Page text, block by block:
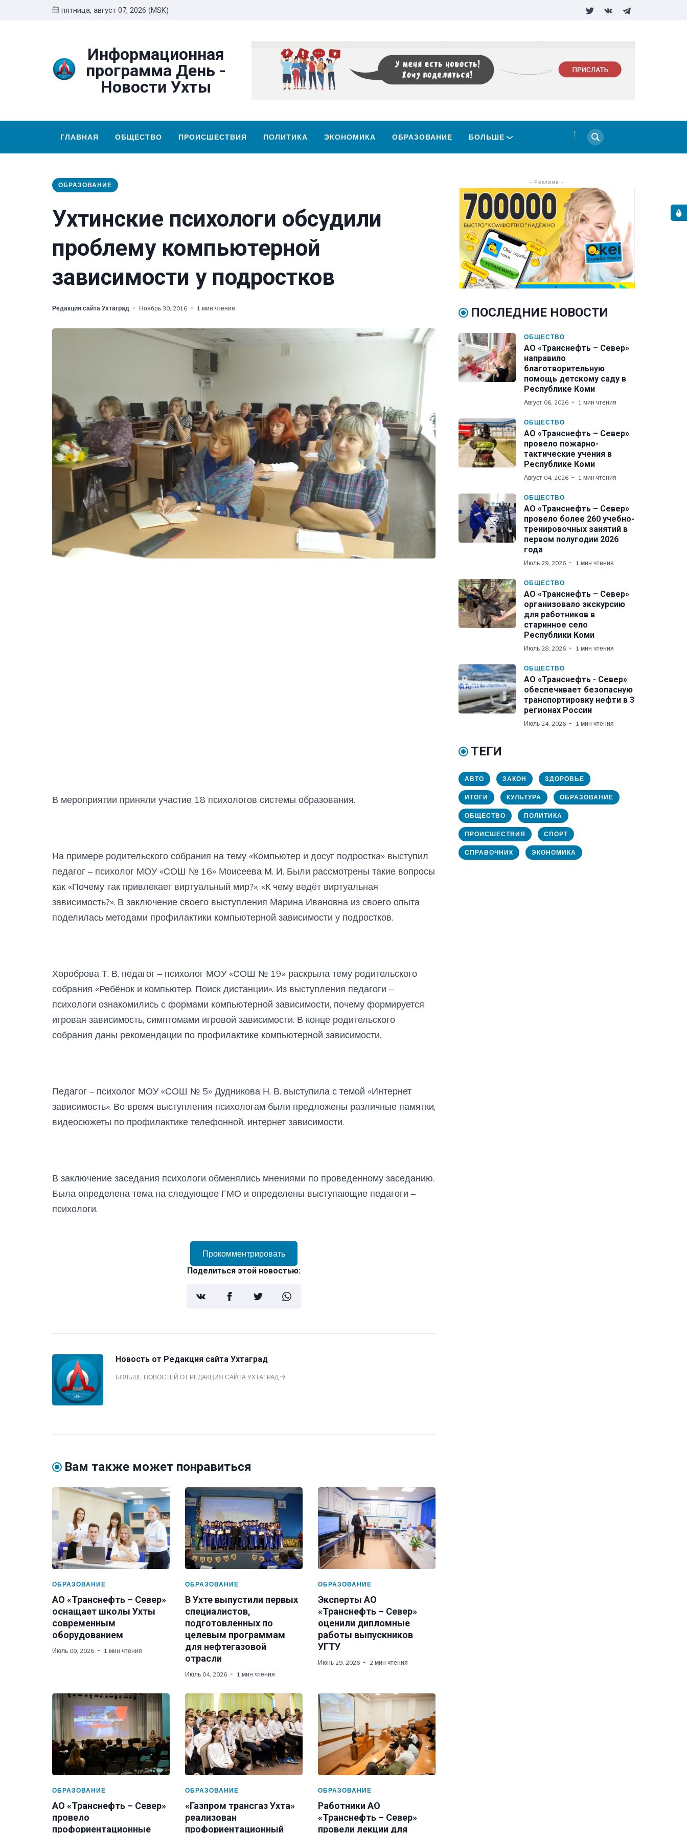
пятница, август 07, 2026 (MSK)
Информационная
программа День -
Новости Ухты
ГЛАВНАЯ ОБЩЕСТВО ПРОИСШЕСТВИЯ ПОЛИТИКА ЭКОНОМИКА ОБРАЗОВАНИЕ БОЛЬШЕ
ОБРАЗОВАНИЕ
Ухтинские психологи обсудили
проблему компьютерной
зависимости у подростков
Редакция сайта Ухтаград Ноябрь 30, 2016 1 мин чтения
В мероприятии приняли участие 18 психологов системы образования.
На примере родительского собрания на тему «Компьютер и досуг подростка» выступил
педагог – психолог МОУ «СОШ № 16» Моисеева М. И. Были рассмотрены такие вопросы
как «Почему так привлекает виртуальный мир?», «К чему ведёт виртуальная
зависимость?». В заключение своего выступления Марина Ивановна из своего опыта
поделилась методами профилактики компьютерной зависимости у подростков.
Хороброва Т. В. педагог – психолог МОУ «СОШ № 19» раскрыла тему родительского
собрания «Ребёнок и компьютер. Поиск дистанции». Из выступления педагоги –
психологи ознакомились с формами компьютерной зависимости, почему формируется
игровая зависимость, симптомами игровой зависимости. В конце родительского
собрания даны рекомендации по профилактике компьютерной зависимости.
Педагог – психолог МОУ «СОШ № 5» Дудникова Н. В. выступила с темой «Интернет
зависимость». Во время выступления психологам были предложены различные памятки,
видеосюжеты по профилактике телефонной, интернет зависимости.
В заключение заседания психологи обменялись мнениями по проведенному заседанию.
Была определена тема на следующее ГМО и определены выступающие педагоги –
психологи.
Прокомментрировать
Поделиться этой новостью:
Новость от Редакция сайта Ухтаград
БОЛЬШЕ НОВОСТЕЙ ОТ РЕДАКЦИЯ САЙТА УХТАГРАД
Вам также может понравиться
ОБРАЗОВАНИЕ
АО «Транснефть – Север»
оснащает школы Ухты
современным
оборудованием
Июль 09, 2026 1 мин чтения
ОБРАЗОВАНИЕ
В Ухте выпустили первых
специалистов,
подготовленных по
целевым программам
для нефтегазовой
отрасли
Июль 04, 2026 1 мин чтения
ОБРАЗОВАНИЕ
Эксперты АО
«Транснефть – Север»
оценили дипломные
работы выпускников
УГТУ
Июнь 29, 2026 2 мин чтения
ОБРАЗОВАНИЕ
АО «Транснефть – Север»
провело
профориентационные
ОБРАЗОВАНИЕ
«Газпром трансгаз Ухта»
реализован
профориентационный
ОБРАЗОВАНИЕ
Работники АО
«Транснефть – Север»
провели лекции для
- Реклама -
ПОСЛЕДНИЕ НОВОСТИ
ОБЩЕСТВО
АО «Транснефть – Север»
направило
благотворительную
помощь детскому саду в
Республике Коми
Август 06, 2026 1 мин чтения
ОБЩЕСТВО
АО «Транснефть – Север»
провело пожарно-
тактические учения в
Республике Коми
Август 04, 2026 1 мин чтения
ОБЩЕСТВО
АО «Транснефть – Север»
провело более 260 учебно-
тренировочных занятий в
первом полугодии 2026
года
Июль 29, 2026 1 мин чтения
ОБЩЕСТВО
АО «Транснефть – Север»
организовало экскурсию
для работников в
старинное село
Республики Коми
Июль 28, 2026 1 мин чтения
ОБЩЕСТВО
АО «Транснефть - Север»
обеспечивает безопасную
транспортировку нефти в 3
регионах России
Июль 24, 2026 1 мин чтения
ТЕГИ
АВТО ЗАКОН ЗДОРОВЬЕ
ИТОГИ КУЛЬТУРА ОБРАЗОВАНИЕ
ОБЩЕСТВО ПОЛИТИКА
ПРОИСШЕСТВИЯ СПОРТ
СПРАВОЧНИК ЭКОНОМИКА